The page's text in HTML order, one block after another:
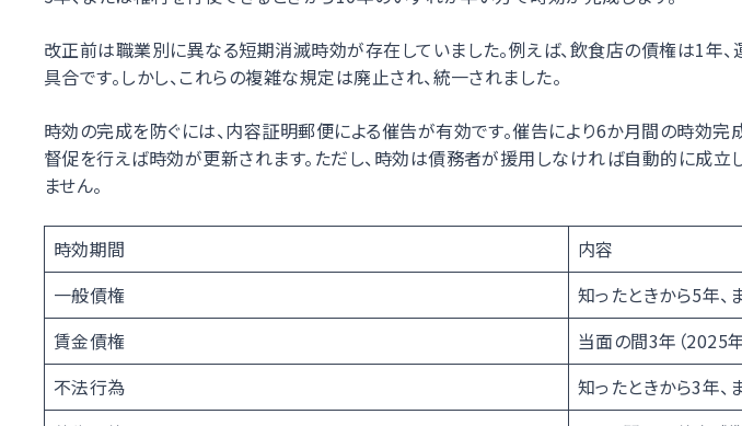
改正前は職業別に異なる短期消滅時効が存在していました。例えば、飲食店の債権は1年
具合です。しかし、これらの複雑な規定は廃止され、統一されました。
時効の完成を防ぐには、内容証明郵便による催告が有効です。催告により6か月間の時効
督促を行えば時効が更新されます。ただし、時効は債務者が援用しなければ自動的に成立
ません。
時効期間
内容
一般債権
知ったときから5年
賃金債権
当面の間3年（2025
不法行為
知ったときから3年